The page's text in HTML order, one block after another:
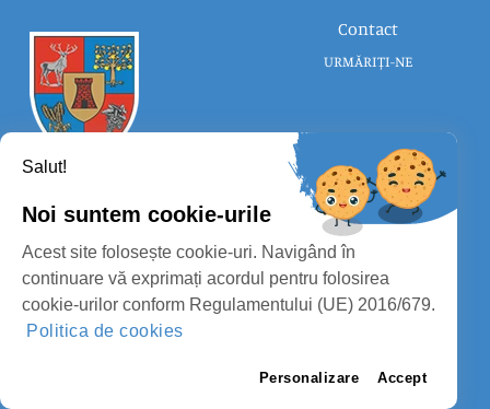
PROTECȚIA DATELOR PERSONALE
MASS-MEDIA
CONSILIUL JUDEȚEAN SATU MARE
Contact
URMĂRIȚI-NE
Salut!
Noi suntem cookie-urile
Acest site folosește cookie-uri. Navigând în
continuare vă exprimați acordul pentru folosirea
cookie-urilor conform Regulamentului (UE) 2016/679.
Politica de cookies
Personalizare Accept